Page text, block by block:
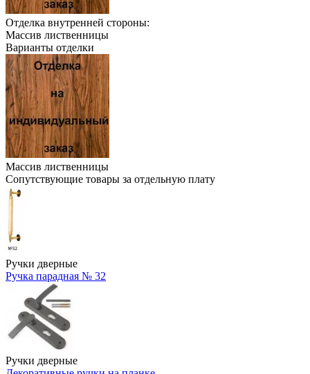
Отделка внутренней стороны:
Массив лиственницы
Варианты отделки
Массив лиственницы
Сопутствующие товары за отдельную плату
Ручки дверные
Ручка парадная № 32
Ручки дверные